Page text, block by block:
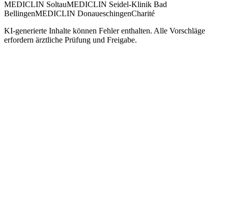
MEDICLIN SoltauMEDICLIN Seidel-Klinik Bad
BellingenMEDICLIN DonaueschingenCharité
KI-generierte Inhalte können Fehler enthalten. Alle Vorschläge
erfordern ärztliche Prüfung und Freigabe.